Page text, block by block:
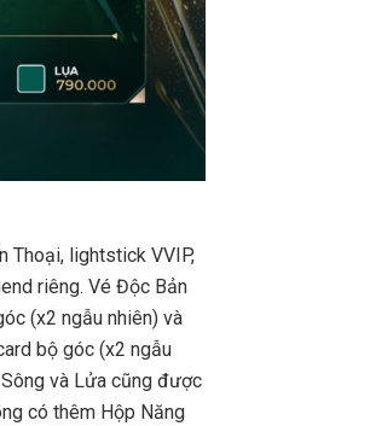
Thoại, lightstick VVIP,
riêng. Vé Độc Bản
(x2 ngẫu nhiên) và
bộ góc (x2 ngẫu
và Lửa cũng được
có thêm Hộp Năng